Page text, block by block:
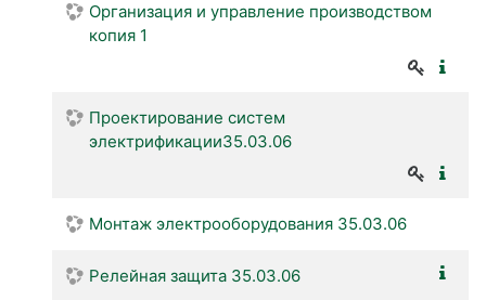
Организация и управление производством
копия 1
Проектирование систем
электрификации35.03.06
Монтаж электрооборудования 35.03.06
Релейная защита 35.03.06